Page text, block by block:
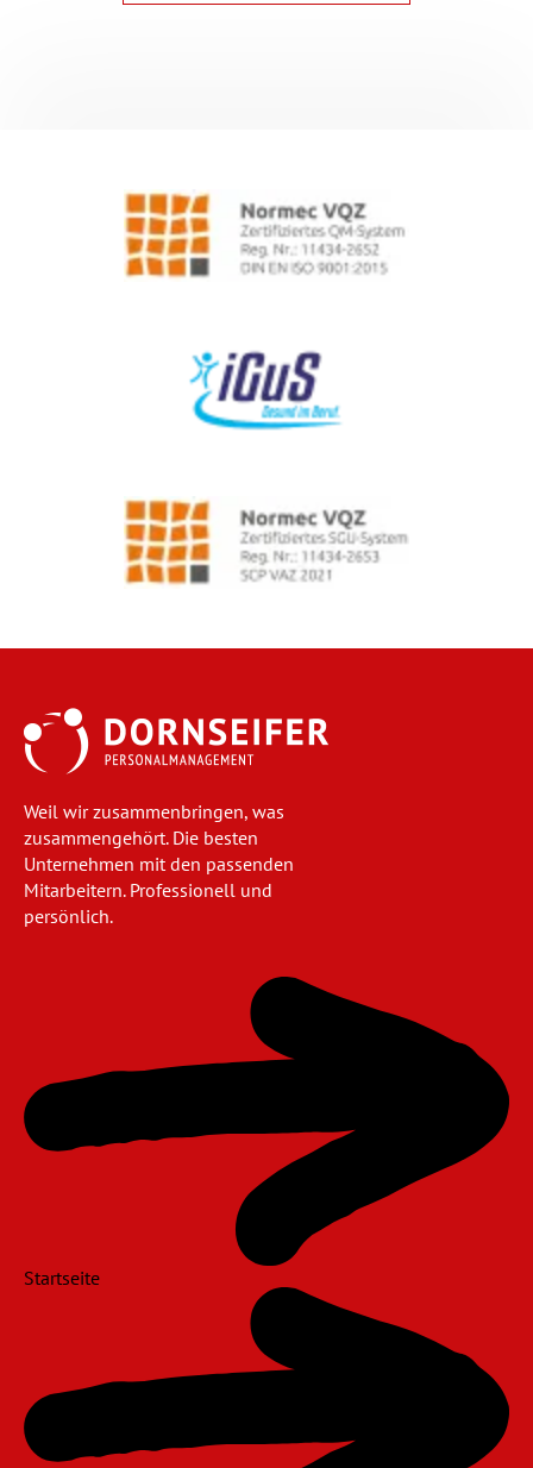
Weil wir zusammenbringen, was
zusammengehört. Die besten
Unternehmen mit den passenden
Mitarbeitern. Professionell und
persönlich.
Startseite